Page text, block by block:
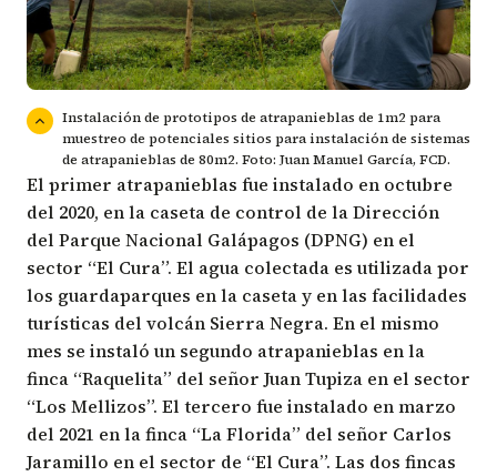
Instalación de prototipos de atrapanieblas de 1m2 para
muestreo de potenciales sitios para instalación de sistemas
de atrapanieblas de 80m2. Foto: Juan Manuel García, FCD.
El primer atrapanieblas fue instalado en octubre
del 2020, en la caseta de control de laDirección
del Parque Nacional Galápagos (DPNG) en el
sector “El Cura”. El agua colectada es utilizada por
los guardaparques en la caseta y en las facilidades
turísticas del volcán Sierra Negra. En el mismo
mes se instaló un segundo atrapanieblas en la
finca “Raquelita” del señor Juan Tupiza en el sector
“Los Mellizos”. El tercero fue instalado en marzo
del 2021 en la finca “La Florida” del señor Carlos
Jaramillo en el sector de “El Cura”. Las dos fincas